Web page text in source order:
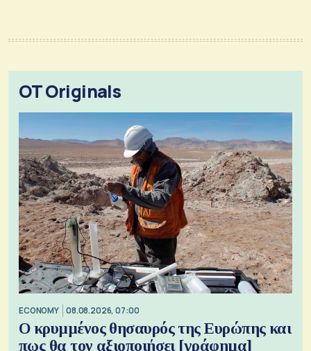
OT Originals
ECONOMY 08.08.2026, 07:00
Ο κρυμμένος θησαυρός της Ευρώπης και
πως θα τον αξιοποιήσει [γράφημα]